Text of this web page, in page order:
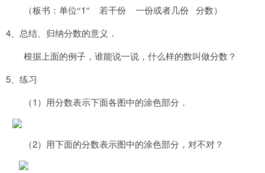
（板书：单位“1” 若干份 一份或者几份 分数）
4 、总结、归纳分数的意义．
根据上面的例子，谁能说一说，什么样的数叫做分数？
5 、练习
（1 ）用分数表示下面各图中的涂色部分．
（2）用下面的分数表示图中的涂色部分，对不对？